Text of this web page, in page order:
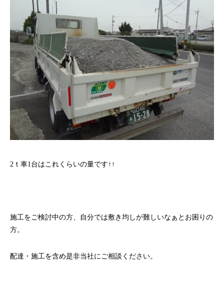
2ｔ車1台はこれくらいの量です↑↑
施工をご検討中の方、自分では敷き均しが難しいなぁとお困りの
方。
配達・施工を含め是非当社にご相談ください。